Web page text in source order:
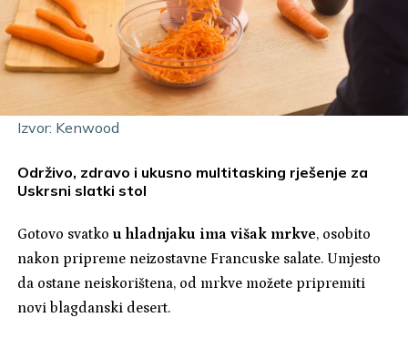
Izvor: Kenwood
Održivo, zdravo i ukusno multitasking rješenje za
Uskrsni slatki stol
Gotovo svatkou hladnjaku ima višak mrkve, osobito
nakon pripreme neizostavne Francuske salate. Umjesto
da ostane neiskorištena, od mrkve možete pripremiti
novi blagdanski desert.